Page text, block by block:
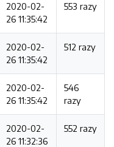
2020-02-
26 11:35:42
553 razy
2020-02-
26 11:35:42
512 razy
2020-02-
26 11:35:42
546
razy
2020-02-
26 11:32:36
552 razy